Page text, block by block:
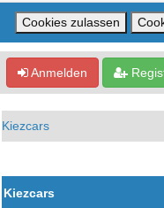
Anmelden
Kiezcars
Kiezcars